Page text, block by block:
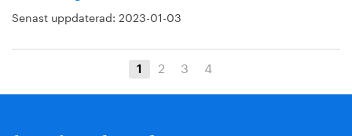
Senast uppdaterad: 2023-01-03
1 2 3 4